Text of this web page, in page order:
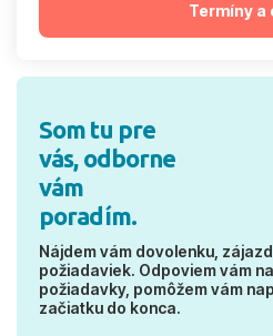
Termíny a
Som tu pre
vás, odborne
vám
poradím.
Nájdem vám dovolenku,
požiadaviek. Odpoviem vám
požiadavky, pomôžem vám
začiatku do konca.